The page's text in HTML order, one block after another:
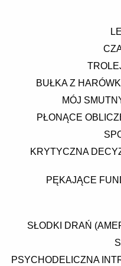
BUŁKA Z
MÓJ
PŁONĄCE
KRYTYCZNA
PĘKAJĄCE
SŁODKI DRAŃ
PSYCHODELICZNA